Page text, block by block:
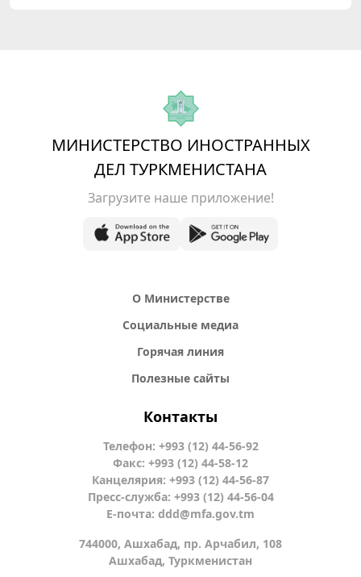
МИНИСТЕРСТВО ИНОСТРАННЫХ
ДЕЛ ТУРКМЕНИСТАНА
Загрузите наше приложение!
О Министерстве
Социальные медиа
Горячая линия
Полезные сайты
Контакты
Телефон: +993 (12) 44-56-92
Факс: +993 (12) 44-58-12
Канцелярия: +993 (12) 44-56-87
Пресс-служба: +993 (12) 44-56-04
Е-почта: ddd@mfa.gov.tm
744000, Ашхабад, пр. Арчабил, 108
Ашхабад, Туркменистан